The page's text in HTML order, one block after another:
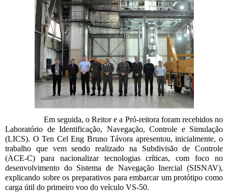
Em seguida, o Reitor e a Pró-reitora foram recebidos no
Laboratório de Identificação, Navegação, Controle e Simulação
(LICS). O Ten Cel Eng Bruno Távora apresentou, inicialmente, o
trabalho que vem sendo realizado na Subdivisão de Controle
(ACE-C) para nacionalizar tecnologias críticas, com foco no
desenvolvimento do Sistema de Navegação Inercial (SISNAV),
explicando sobre os preparativos para embarcar um protótipo como
carga útil do primeiro voo do veículo VS-50.